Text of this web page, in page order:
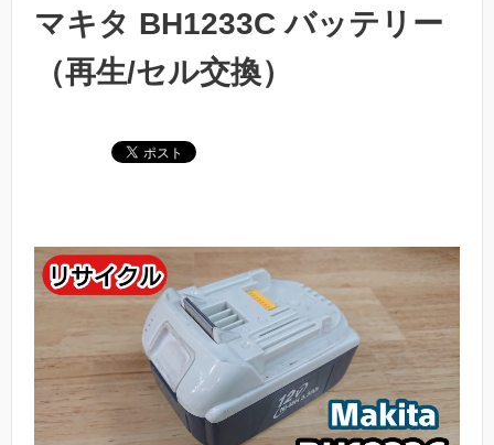
マキタ BH1233C バッテリー
（再生/セル交換）